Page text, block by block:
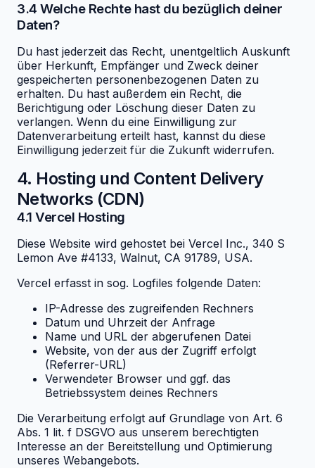
3.4 Welche Rechte hast du bezüglich deiner
Daten?
Du hast jederzeit das Recht, unentgeltlich Auskunft
über Herkunft, Empfänger und Zweck deiner
gespeicherten personenbezogenen Daten zu
erhalten. Du hast außerdem ein Recht, die
Berichtigung oder Löschung dieser Daten zu
verlangen. Wenn du eine Einwilligung zur
Datenverarbeitung erteilt hast, kannst du diese
Einwilligung jederzeit für die Zukunft widerrufen.
4. Hosting und Content Delivery
Networks (CDN)
4.1 Vercel Hosting
Diese Website wird gehostet bei Vercel Inc., 340 S
Lemon Ave #4133, Walnut, CA 91789, USA.
Vercel erfasst in sog. Logfiles folgende Daten:
IP-Adresse des zugreifenden Rechners
Datum und Uhrzeit der Anfrage
Name und URL der abgerufenen Datei
Website, von der aus der Zugriff erfolgt
(Referrer-URL)
Verwendeter Browser und ggf. das
Betriebssystem deines Rechners
Die Verarbeitung erfolgt auf Grundlage von Art. 6
Abs. 1 lit. f DSGVO aus unserem berechtigten
Interesse an der Bereitstellung und Optimierung
unseres Webangebots.